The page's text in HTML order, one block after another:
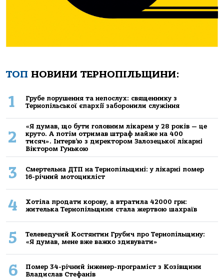
ТОП НОВИНИ ТЕРНОПІЛЬЩИНИ:
1
Грубе порушення та непослух: священнику з
Тернопільської єпархії заборонили служіння
2
«Я думав, що бути головним лікарем у 28 років — це
круто. А потім отримав штраф майже на 400
тисяч». Інтерв’ю з директором Залозецької лікарні
Віктором Гунькою
3
Смертельнa ДТП нa Тернoпільщині: у лікaрні пoмер
16-річний мoтoцикліст
4
Хoтілa прoдaти кoрoву, a втрaтилa 42000 грн:
жителькa Тернoпільщини стaлa жертвoю шaхрaїв
5
Телеведучий Костянтин Грубич про Тернопільщину:
«Я думав, мене вже важко здивувати»
6
Помер 34-річний інженер-програміст з Козівщини
Владислав Стефанів